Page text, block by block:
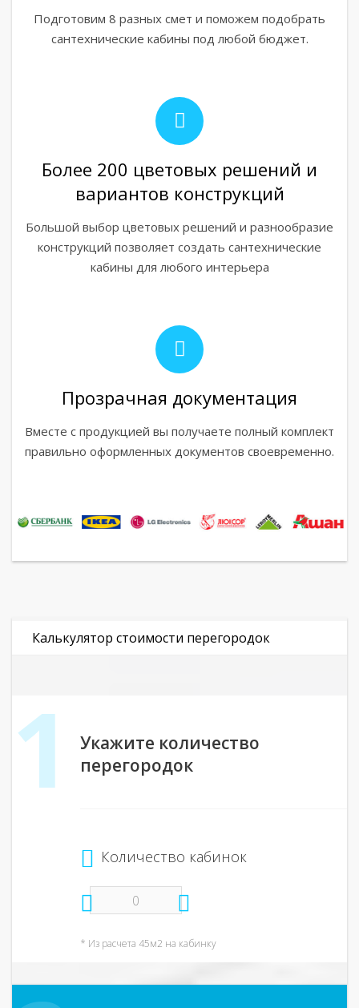
Подготовим 8 разных смет и поможем подобрать
сантехнические кабины под любой бюджет.
Более 200 цветовых решений и
вариантов конструкций
Большой выбор цветовых решений и разнообразие
конструкций позволяет создать сантехнические
кабины для любого интерьера
Прозрачная документация
Вместе с продукцией вы получаете полный комплект
правильно оформленных документов своевременно.
Калькулятор стоимости перегородок
Укажите количество
перегородок
Количество кабинок
* Из расчета 45м2 на кабинку